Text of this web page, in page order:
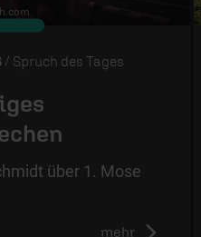
/ Spruch des Tages
über 1. Mose
mehr